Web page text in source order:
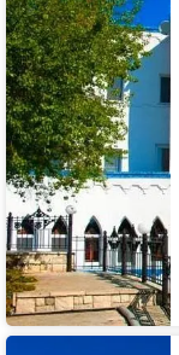
1001
Ночь
Спа-